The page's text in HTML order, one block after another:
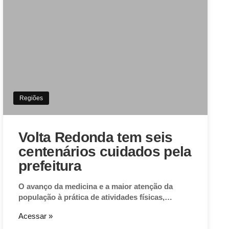
Regiões
Volta Redonda tem seis
centenários cuidados pela
prefeitura
O avanço da medicina e a maior atenção da
população à prática de atividades físicas,…
Acessar »